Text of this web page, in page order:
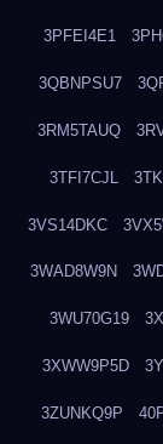
3PFEI4E1
3QBNPSU7
3RM5TAUQ
3TFI7CJL
3VS14DKC
3WAD8W9N
3WU70G19
3XWW9P5D
3ZUNKQ9P